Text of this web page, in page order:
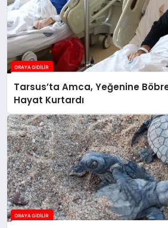
Tarsus’ta Amca, Yeğenine
Hayat Kurtardı